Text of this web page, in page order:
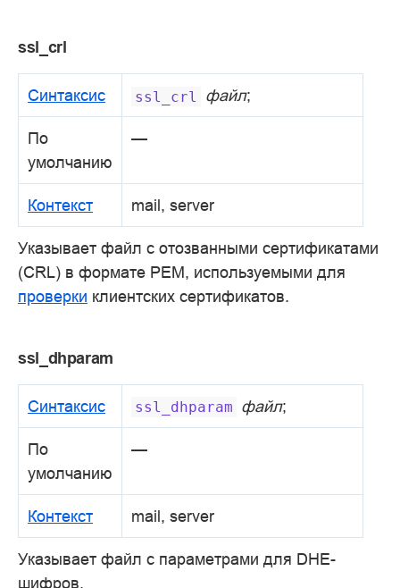
ssl_crl
Синтаксис ssl_crl файл;
По
умолчанию
—
Контекст mail, server
Указывает файл с отозванными сертификатами
(CRL) в формате PEM, используемыми для
проверки клиентских сертификатов.
ssl_dhparam
Синтаксис ssl_dhparam файл;
По
умолчанию
—
Контекст mail, server
Указывает файл с параметрами для DHE-
шифров.